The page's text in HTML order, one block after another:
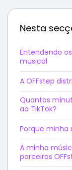
Nesta
Entendendo
musical
A OFFstep
Quantos
ao TikTok?
Porque minha
A minha
parceiros